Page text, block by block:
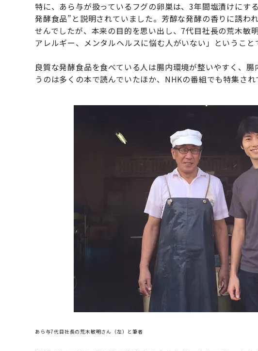
特に、あら与が扱っているフグの卵巣は、3年間塩漬けにす
発酵食品”と説明されていました。芳醇な発酵の香りに誘わ
せんでしたが、本来の目的を思い出し、7代目社長の荒木敏
アレルギー、メンタルヘルスに悩む人がいない」ということ
良質な発酵食品を食べている人は腸内環境が整いやすく、
うのは多くの本で読んでいたほか、NHKの番組でも特集さ
あら与7代目社長の荒木敏明さん （左）と筆者